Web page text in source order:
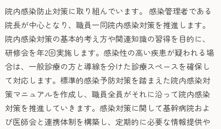
院内感染防止対策に取り組んでいます。 感染管理者である
院長が中心となり、職員一同院内感染対策を推進します。
院内感染対策の基本的考え方や関連知識の習得を目的に、
研修会を年2回実施します。感染性の高い疾患が疑われる場
合は、一般診療の方と導線を分けた診療スペースを確保し
て対応します。標準的感染予防対策を踏まえた院内感染対
策マニュアルを作成し、職員全員がそれに沿って院内感染
対策を推進していきます。感染対策に関して基幹病院およ
び医師会と連携体制を構築し、定期的に必要な情報提供や